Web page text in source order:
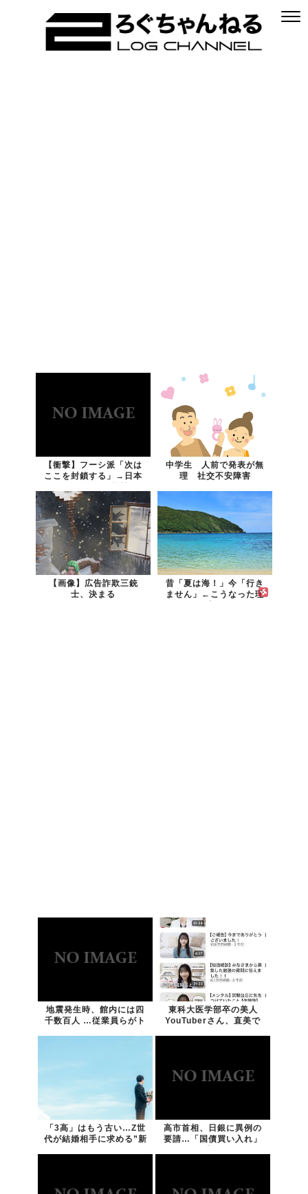
【衝撃】フーシ派「次は
ここを封鎖する」→日本
中学生 人前で発表が無
理 社交不安障害
【画像】広告詐欺三銃
士、決まる
昔「夏は海！」今「行き
ません」←こうなった理
地震発生時、館内には四
千数百人 …従業員らがト
東科大医学部卒の美人
YouTuberさん、直美で
「3高」はもう古い…Z世
代が結婚相手に求める”新
高市首相、日銀に異例の
要請…「国債買い入れ」